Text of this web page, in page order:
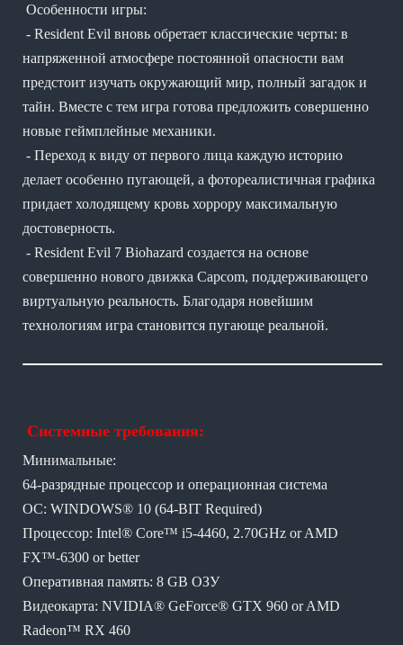
Особенности игры:
- Resident Evil вновь обретает классические черты: в
напряженной атмосфере постоянной опасности вам
предстоит изучать окружающий мир, полный загадок и
тайн. Вместе с тем игра готова предложить совершенно
новые геймплейные механики.
- Переход к виду от первого лица каждую историю
делает особенно пугающей, а фотореалистичная графика
придает холодящему кровь хоррору максимальную
достоверность.
- Resident Evil 7 Biohazard создается на основе
совершенно нового движка Capcom, поддерживающего
виртуальную реальность. Благодаря новейшим
технологиям игра становится пугающе реальной.
Системные требования:
Минимальные:
64-разрядные процессор и операционная система
ОС: WINDOWS® 10 (64-BIT Required)
Процессор: Intel® Core™ i5-4460, 2.70GHz or AMD
FX™-6300 or better
Оперативная память: 8 GB ОЗУ
Видеокарта: NVIDIA® GeForce® GTX 960 or AMD
Radeon™ RX 460